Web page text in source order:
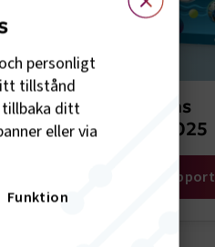
om sjöfartens
2025
Öppna rapport
personligt
tillstånd
tillbaka ditt
eller via
Funktion